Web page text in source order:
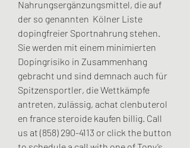
Nahrungsergänzungsmittel, die auf
der so genannten  Kölner Liste
dopingfreier Sportnahrung stehen.
Sie werden mit einem minimierten
Dopingrisiko in Zusammenhang
gebracht und sind demnach auch für
Spitzensportler, die Wettkämpfe
antreten, zulässig, achat clenbuterol
en france steroide kaufen billig. Call
us at (858) 290-4113 or click the button